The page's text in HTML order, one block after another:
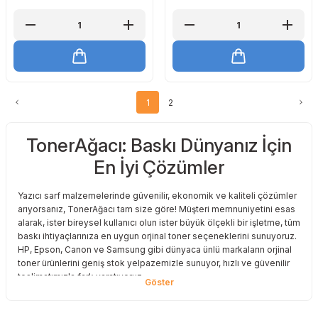
1 2
TonerAğacı: Baskı Dünyanız İçin
En İyi Çözümler
Yazıcı sarf malzemelerinde güvenilir, ekonomik ve kaliteli çözümler
arıyorsanız, TonerAğacı tam size göre! Müşteri memnuniyetini esas
alarak, ister bireysel kullanıcı olun ister büyük ölçekli bir işletme, tüm
baskı ihtiyaçlarınıza en uygun orjinal toner seçeneklerini sunuyoruz.
HP, Epson, Canon ve Samsung gibi dünyaca ünlü markaların orjinal
toner ürünlerini geniş stok yelpazemizle sunuyor, hızlı ve güvenilir
teslimatımızla fark yaratıyoruz.